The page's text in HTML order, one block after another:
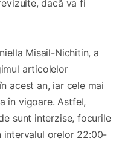
dacă va fi
Misail-Nichitin, a
articolelor
acest an, iar cele mai
în vigoare. Astfel,
sunt interzise, focurile
orelor 22:00-